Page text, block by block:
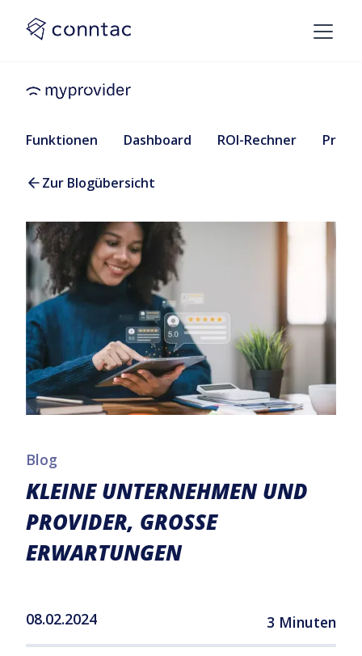
Funktionen Dashboard ROI-Rechner Preise
Zur Blogübersicht
Blog
KLEINE UNTERNEHMEN UND
PROVIDER, GROSSE E
RWARTUNGEN
08.02.2024 3 Minuten